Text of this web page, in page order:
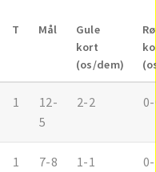
T Mål
Gule
kort
(os/dem)
1
12-
5
2-2
1 7-8 1-1